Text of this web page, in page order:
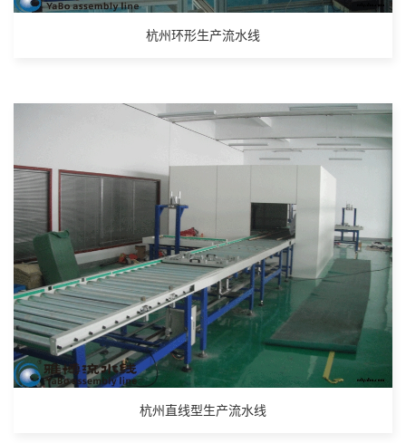
杭州环形生产流水线
杭州直线型生产流水线